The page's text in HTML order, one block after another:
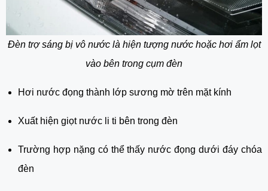
Đèn trợ sáng bị vô nước là hiện tượng nước hoặc hơi ẩm lọt
vào bên trong cụm đèn
Hơi nước đọng thành lớp sương mờ trên mặt kính
Xuất hiện giọt nước li ti bên trong đèn
Trường hợp nặng có thể thấy nước đọng dưới đáy chóa
đèn